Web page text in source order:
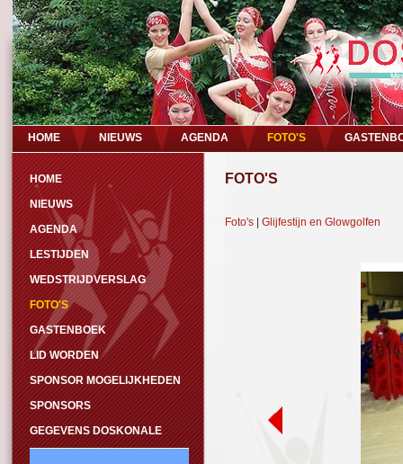
HOME NIEUWS AGENDA FOTO'S
HOME
NIEUWS
AGENDA
LESTIJDEN
WEDSTRIJDVERSLAG
FOTO'S
GASTENBOEK
LID WORDEN
SPONSOR MOGELIJKHEDEN
SPONSORS
GEGEVENS DOSKONALE
FOTO'S
Foto's Glijfestijn en Glowgolfen